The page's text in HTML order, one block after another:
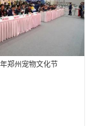
郑州宠物文化节